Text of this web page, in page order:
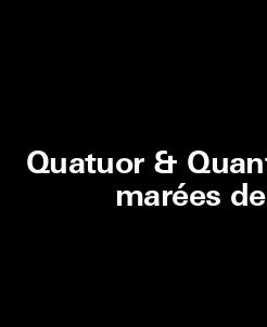
Quatuor &
marées